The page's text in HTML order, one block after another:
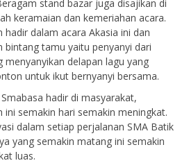
stand bazar juga disajikan di
keramaian dan kemeriahan acara.
hadir dalam acara Akasia ini dan
bintang tamu yaitu penyanyi dari
delapan lagu yang
untuk ikut bernyanyi bersama.
hadir di masyarakat,
ini semakin hari semakin meningkat.
dalam setiap perjalanan SMA Batik
yang semakin matang ini semakin
luas.